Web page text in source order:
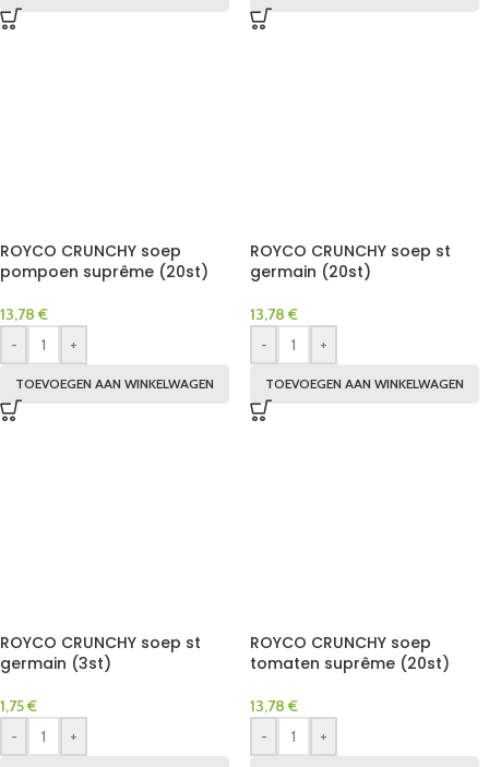
ROYCO CRUNCHY soep
pompoen suprême (20st)
13,78 €
-
+
TOEVOEGEN AAN WINKELWAGEN
ROYCO CRUNCHY soep st
germain (20st)
13,78 €
-
+
TOEVOEGEN AAN WINKELWAGEN
ROYCO CRUNCHY soep st
germain (3st)
1,75€
-
+
ROYCO CRUNCHY soep
tomaten suprême (20st)
13,78 €
-
+